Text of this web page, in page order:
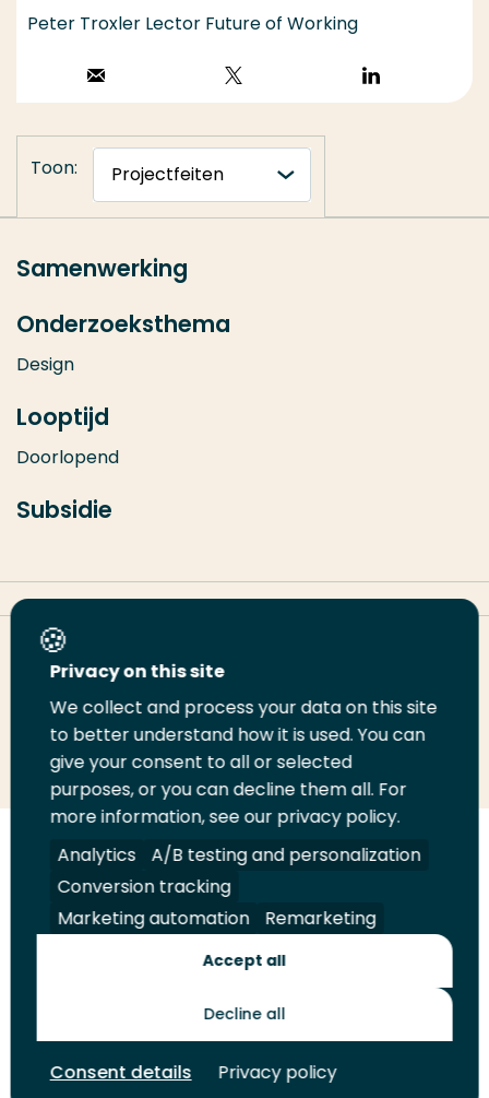
Peter Troxler Lector Future of Working
Stuur een email
LinkedIn
Toon:
Samenwerking
Onderzoeksthema
Design
Looptijd
Doorlopend
Subsidie
Deel deze pagina
Deel
LinkedIn
Deel
op
Twitter
Deel
op
Facebook
Email
deze
pagina
Print
deze
pagina
Volg
ons
op
LinkedIn
Volg
ons
op
Facebook
Volg
ons
op
YouTube
Volg
ons
op
Instagram
Juridisch Security A-Z Index
Contact
Toekomstmakers
Privacy on this site
We collect and process your data on this site
to better understand how it is used. You can
give your consent to all or selected
purposes, or you can decline them all. For
more information, see our privacy policy.
Analytics
A/B testing and personalization
Conversion tracking
Marketing automation
Remarketing
Accept all
Decline all
Consent details Privacy policy